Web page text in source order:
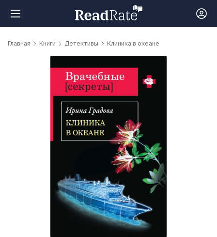
Поиск
обсуждаемые
Главная Книги Детективы Клиника в океане